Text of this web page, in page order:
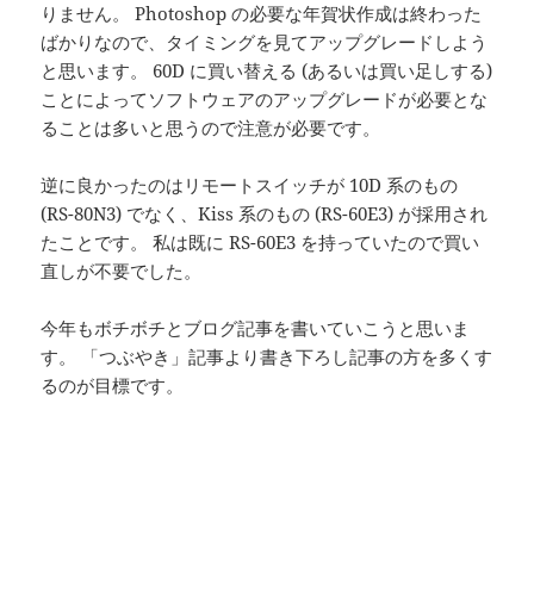
りません。 Photoshop の必要な年賀状作成は終わった
ばかりなので、タイミングを見てアップグレードしよう
と思います。 60D に買い替える (あるいは買い足しする)
ことによってソフトウェアのアップグレードが必要とな
ることは多いと思うので注意が必要です。
逆に良かったのはリモートスイッチが 10D 系のもの
(RS-80N3) でなく、Kiss 系のもの (RS-60E3) が採用され
たことです。 私は既に RS-60E3 を持っていたので買い
直しが不要でした。
今年もボチボチとブログ記事を書いていこうと思いま
す。 「つぶやき」記事より書き下ろし記事の方を多くす
るのが目標です。